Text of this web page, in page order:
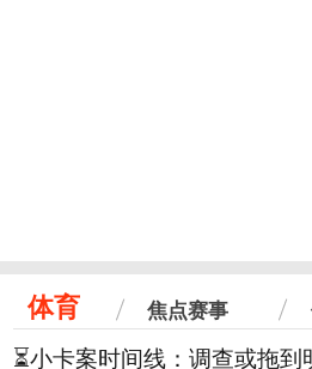
体育 焦点赛事
⏳️小卡案时间线：调查或拖到